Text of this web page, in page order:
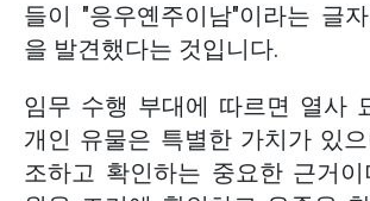
들이 "응우옌주이남"이라는 글
을 발견했다는 것입니다.
임무 수행 부대에 따르면 열사
개인 유물은 특별한 가치가 있
조하고 확인하는 중요한 근거